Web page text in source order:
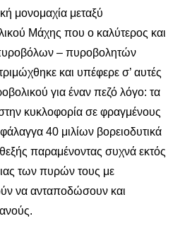
μονομαχία μεταξύ
Μάχης που ο καλύτερος και
– πυροβολητών
και υπέφερε σ’ αυτές
για έναν πεζό λόγο: τα
κυκλοφορία σε φραγμένους
40 μιλίων βορειοδυτικά
παραμένοντας συχνά εκτός
των πυρών τους με
να ανταποδώσουν και